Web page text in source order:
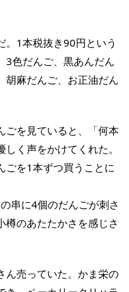
。1本税抜き90円という
3色だんご、黒あんだん
胡麻だんご、お正油だん
ごを見ていると、「何本
く声をかけてくれた。
ごを1本ずつ買うことに
串に4個のだんごが刺さ
樽のあたたかさを感じさ
ん売っていた。かま栄の